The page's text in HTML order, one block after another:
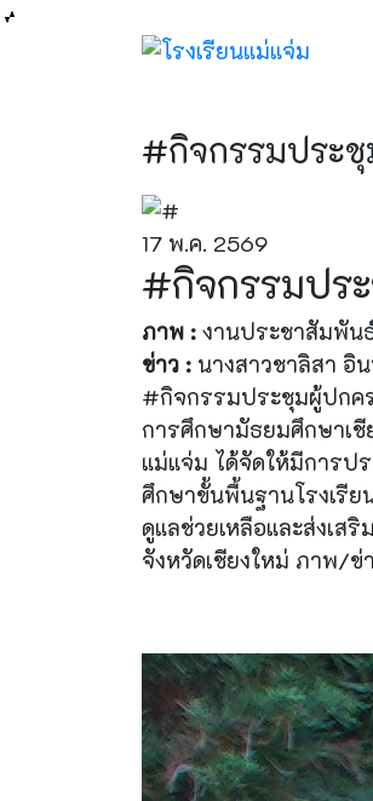
#กิจกรรมประชุ
17 พ.ค. 2569
#กิจกรรมปร
ภาพ : งานประชาสัมพัน
ข่าว : นางสาวชาลิสา อิ
#กิจกรรมประชุมผู้ปกค
การศึกษามัธยมศึกษาเชี
แม่แจ่ม ได้จัดให้มีการป
ศึกษาขั้นพื้นฐานโรงเรีย
ดูแลช่วยเหลือและส่งเ
จังหวัดเชียงใหม่ ภาพ/ข่